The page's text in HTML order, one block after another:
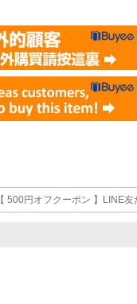
【 500円オフクーポン 】LINE